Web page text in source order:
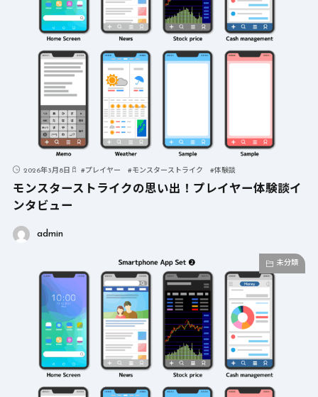
2026年3月8日 #プレイヤー #モンスターストライク #体験談
モンスターストライクの思い出！プレイヤー体験談イ
ンタビュー
admin
未分類